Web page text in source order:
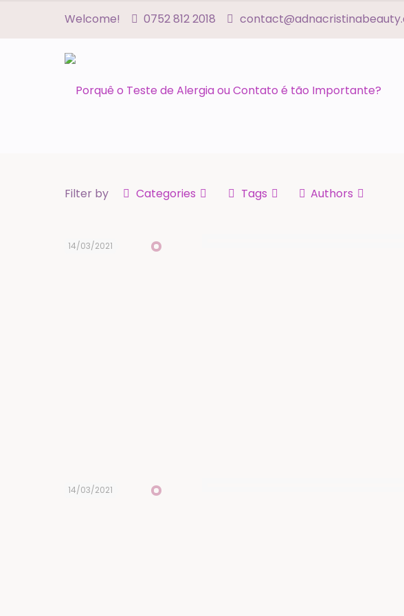
Welcome! 0752 812 2018
Filter by Categories Tags Authors
14/03/2021
14/03/2021